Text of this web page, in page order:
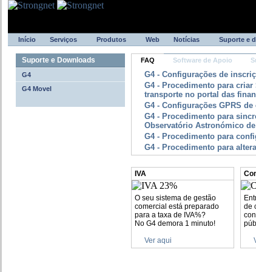
Início Serviços Produtos Web Notícias Suporte e
FAQ Software de Apoio
G4 - Configurações de
G4 - Procedimento para
transporte no portal das
G4 - Configurações GPRS
G4 - Procedimento para
Observatório Astronómico
G4 - Procedimento para
G4 - Procedimento para
IVA
O seu sistema de gestão
comercial está preparado
para a taxa de IVA%?
No G4 demora 1 minuto!
Ver aqui
de
Suporte e Downloads
G4
G4 Movel